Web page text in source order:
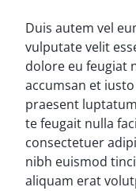
Duis autem vel
vulputate velit
dolore eu feugiat
accumsan et
praesent
te feugait nulla
consectetuer
nibh euismod
aliquam erat